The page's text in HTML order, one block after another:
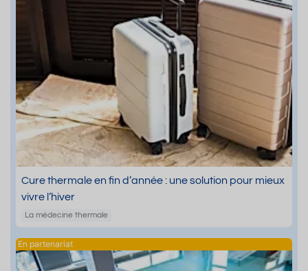
Cure thermale en fin d’année : une solution pour mieux
vivre l’hiver
La médecine thermale